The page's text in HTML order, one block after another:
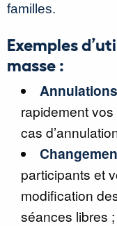
familles.
Exemples
masse :
rapidement
cas
participants et
modification
séances libres ;